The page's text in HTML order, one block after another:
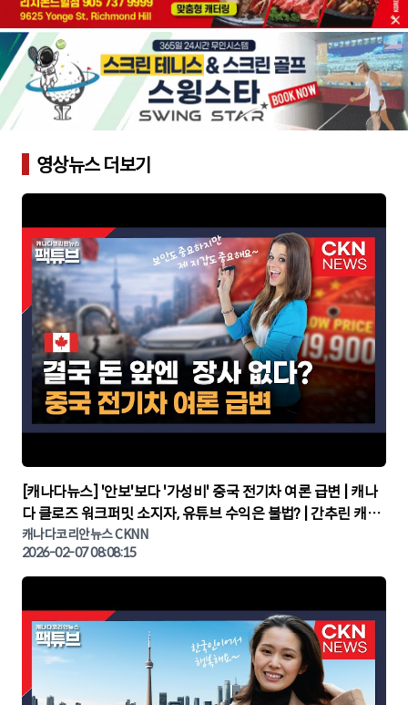
영상뉴스 더보기
▶
[캐나다뉴스] '안보'보다 '가성비' 중국 전기차 여론 급변 | 캐나
다 클로즈 워크퍼밋 소지자, 유튜브 수익은 불법? | 간추린 캐나
다뉴스 | CKNNEWS, 캐나다코리안뉴스
캐나다코리안뉴스 CKNN
2026-02-07 08:08:15